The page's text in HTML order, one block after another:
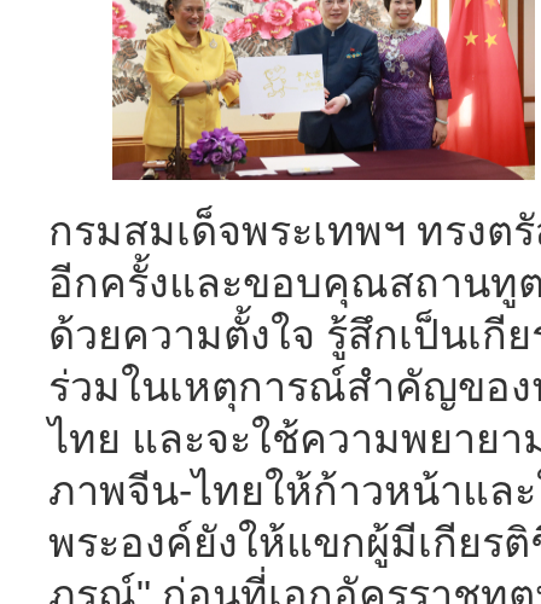
กรมสมเด็จพระเทพฯ ทรงต
อีกครั้งและขอบคุณสถานทู
ด้วยความตั้งใจ รู้สึกเป็นเ
ร่วมในเหตุการณ์สำคัญขอ
ไทย และจะใช้ความพยายา
ภาพจีน-ไทยให้ก้าวหน้าแล
พระองค์ยังให้แขกผู้มีเกียร
ภรณ์" ก่อนที่เอกอัครราชทู